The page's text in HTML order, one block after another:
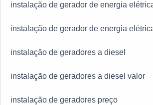
instalação de gerador de energia
instalação de gerador de energia
instalação de geradores a diesel
instalação de geradores a diesel valor
instalação de geradores preço